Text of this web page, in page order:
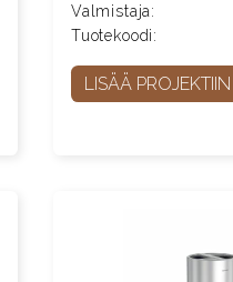
Valmistaja:
Tuotekoodi:
LISÄÄ PROJEKTIIN